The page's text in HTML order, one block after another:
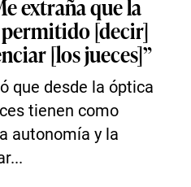
extraña que la
permitido [decir]
[los jueces]”
que desde la óptica
tienen como
autonomía y la